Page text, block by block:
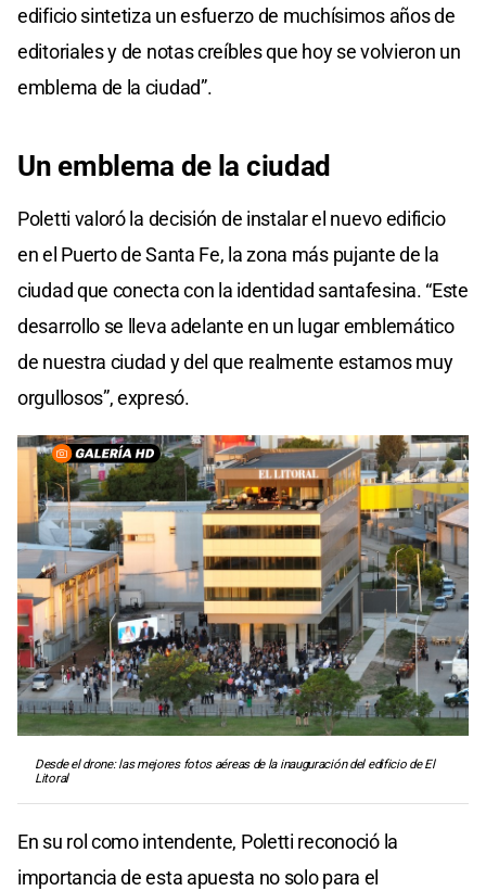
edificio sintetiza un esfuerzo de muchísimos años de
editoriales y de notas creíbles que hoy se volvieron un
emblema de la ciudad”.
Un emblema de la ciudad
Poletti valoró la decisión de instalar el nuevo edificio
en el Puerto de Santa Fe, la zona más pujante de la
ciudad que conecta con la identidad santafesina. “Este
desarrollo se lleva adelante en un lugar emblemático
de nuestra ciudad y del que realmente estamos muy
orgullosos”, expresó.
Desde el drone: las mejores fotos aéreas de la inauguración del edificio de El
Litoral
En su rol como intendente, Poletti reconoció la
importancia de esta apuesta no solo para el